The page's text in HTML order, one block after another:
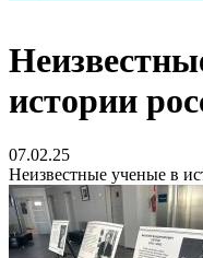
истории
07.02.25
Неизвестные ученые в